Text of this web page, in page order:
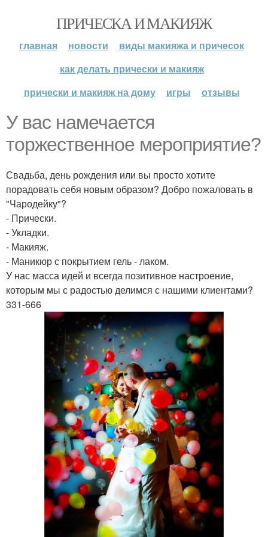
ПРИЧЕСКА И МАКИЯЖ
главная новости
виды макияжа и причесок
как делать прически и макияж
прически и макияж на дому
игры отзывы
У вас намечается
торжественное мероприятие?
Свадьба, день рождения или вы просто хотите
порадовать себя новым образом? Добро пожаловать в
"Чародейку"?
- Прически.
- Укладки.
- Макияж.
- Маникюр с покрытием гель - лаком.
У нас масса идей и всегда позитивное настроение,
которым мы с радостью делимся с нашими клиентами?
331-666